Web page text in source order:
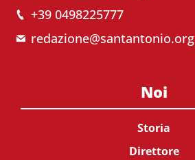
+39 0498225777
redazione@santantonio.org
Noi
Storia
Direttore